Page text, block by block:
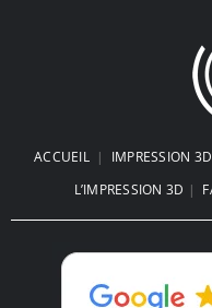
Impression
Choc des